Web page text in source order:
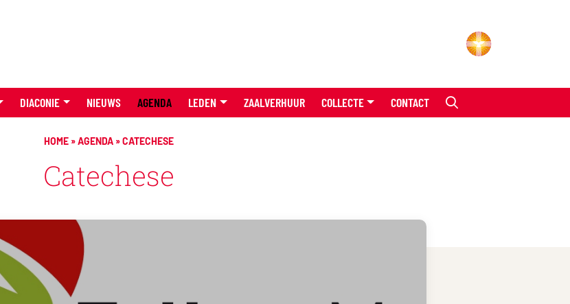
DIACONIE NIEUWS AGENDA LEDEN ZAALVERHUUR COLLECTE CONTACT
HOME»AGENDA»CATECHESE
Catechese